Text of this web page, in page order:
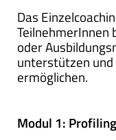
Das
TeilnehmerInnen
oder
unterstützen
ermöglichen.
Modul 1: